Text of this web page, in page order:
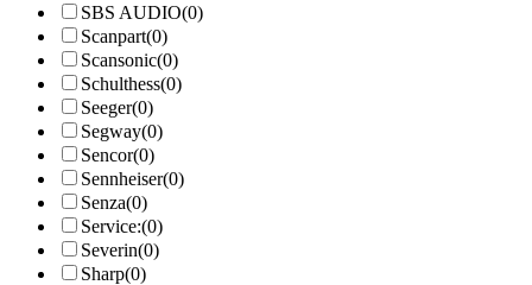
SBS AUDIO(0)
Scanpart(0)
Scansonic(0)
Schulthess(0)
Seeger(0)
Segway(0)
Sencor(0)
Sennheiser(0)
Senza(0)
Service:(0)
Severin(0)
Sharp(0)